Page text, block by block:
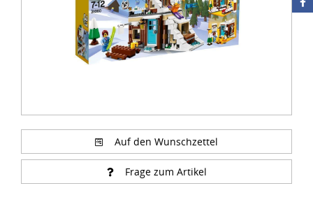
Auf den Wunschzettel
Frage zum Artikel